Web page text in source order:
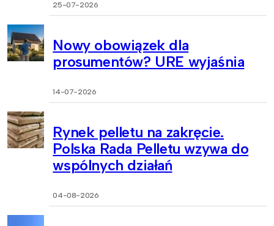
25-07-2026
Nowy obowiązek dla
prosumentów? URE wyjaśnia
14-07-2026
Rynek pelletu na zakręcie.
Polska Rada Pelletu wzywa do
wspólnych działań
04-08-2026